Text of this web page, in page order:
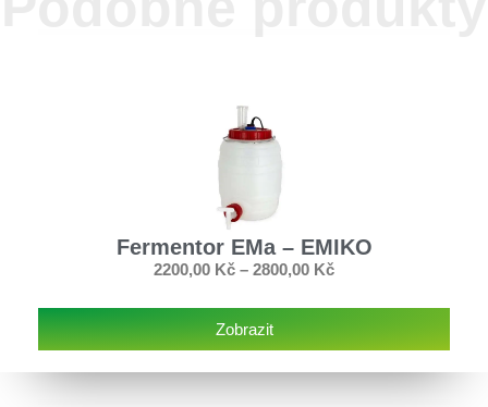
Fermentor EMa – EMIKO
2200,00 Kč – 2800,00 Kč
Zobrazit